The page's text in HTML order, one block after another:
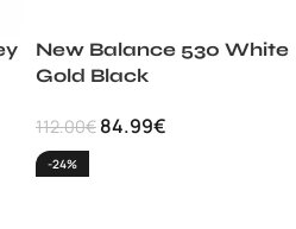
New Balance 530 White
Gold Black
112.00€ 84.99€
-24%